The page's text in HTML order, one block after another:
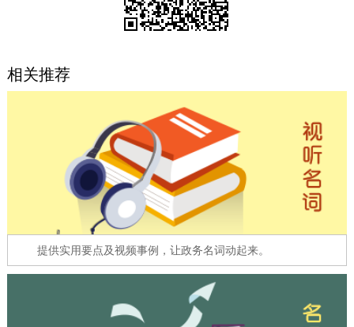
利企服务
政民互动
12345网上接诉即办 我要咨询 我要建议
参与调查 在线访谈 图说互动
图说北京 视频北京
相关推荐
提供实用要点及视频事例，让政务名词动起来。